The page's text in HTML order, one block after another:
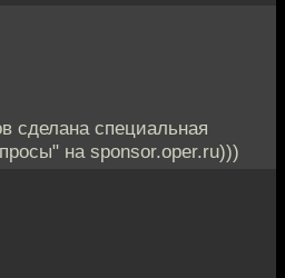
сделана специальная
на sponsor.oper.ru)))